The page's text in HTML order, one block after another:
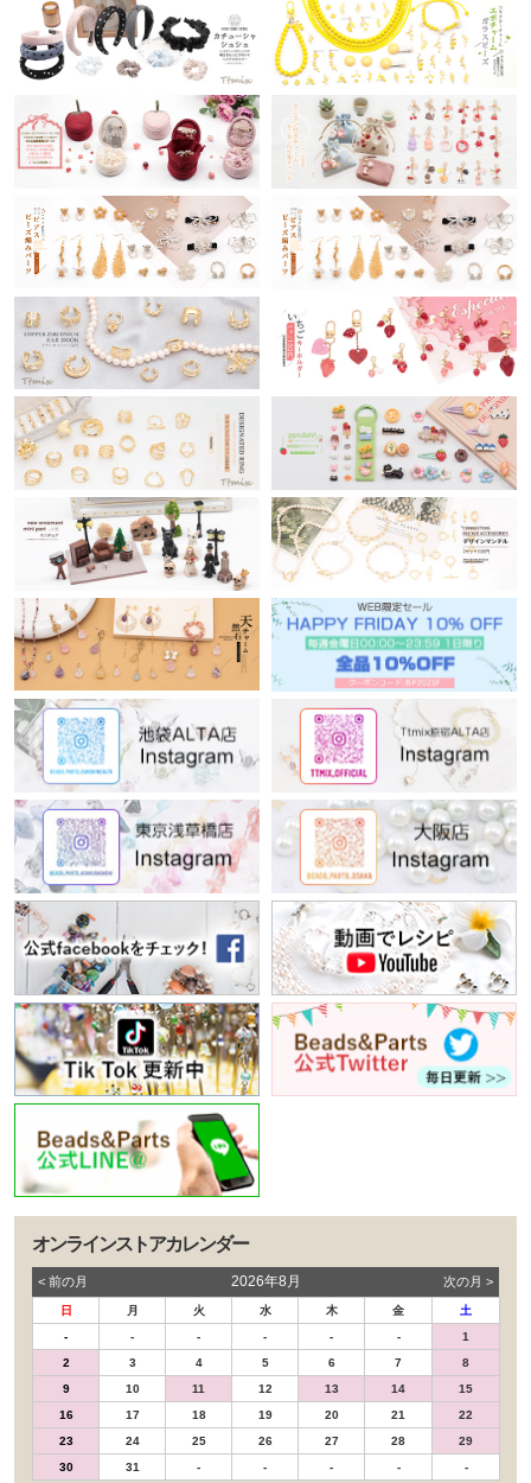
オンラインストアカレンダー
< 前の⽉ 2026年8月 次の⽉ >
日 月 火 水 木 金
土
-
- - - - -
1
2
3 4 5 6 7
8
9
10 11 12 13 14
15
16
17 18 19 20 21
22
23
24 25 26 27 28
29
30
31 - - - - -